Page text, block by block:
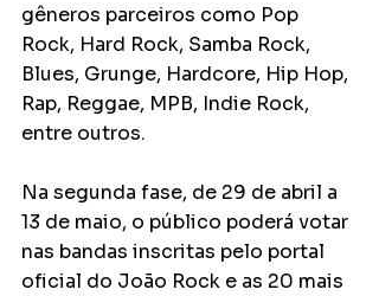
gêneros parceiros como Pop
Rock, Hard Rock, Samba Rock,
Blues, Grunge, Hardcore, Hip Hop,
Rap, Reggae, MPB, Indie Rock,
entre outros.
Na segunda fase, de 29 de abril a
13 de maio, o público poderá votar
nas bandas inscritas pelo portal
oficial do João Rock e as 20 mais